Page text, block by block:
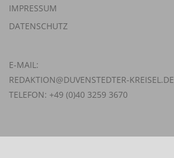
IMPRESSUM
DATENSCHUTZ
E-MAIL:
REDAKTION@DUVENSTEDTER-KREISEL.DE
TELEFON: +49 (0)40 3259 3670